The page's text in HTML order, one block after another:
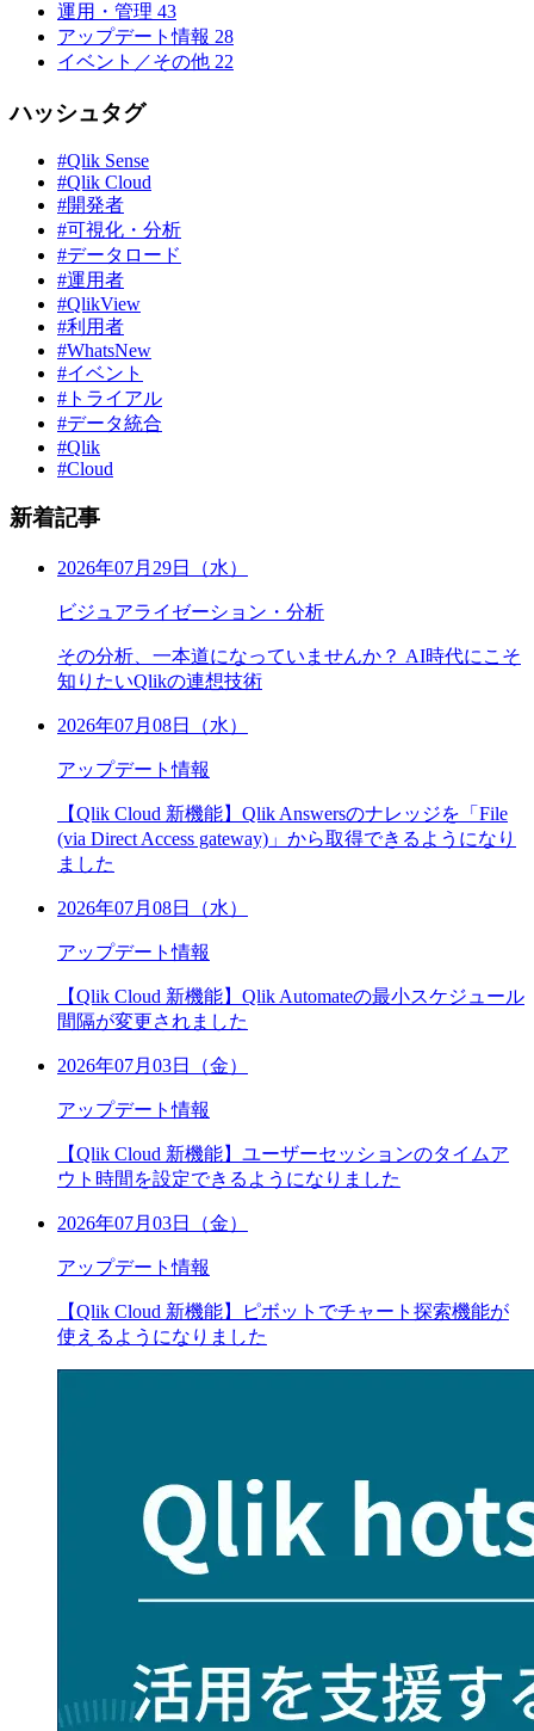
運用・管理 43
アップデート情報 28
イベント／その他 22
ハッシュタグ
#Qlik Sense
#Qlik Cloud
#開発者
#可視化・分析
#データロード
#運用者
#QlikView
#利用者
#WhatsNew
#イベント
#トライアル
#データ統合
#Qlik
#Cloud
新着記事
2026年07月29日（水）
ビジュアライゼーション・分析
その分析、一本道になっていませんか？ AI時代にこそ
知りたいQlikの連想技術
2026年07月08日（水）
アップデート情報
【Qlik Cloud 新機能】Qlik Answersのナレッジを「File
(via Direct Access gateway)」から取得できるようになり
ました
2026年07月08日（水）
アップデート情報
【Qlik Cloud 新機能】Qlik Automateの最小スケジュール
間隔が変更されました
2026年07月03日（金）
アップデート情報
【Qlik Cloud 新機能】ユーザーセッションのタイムア
ウト時間を設定できるようになりました
2026年07月03日（金）
アップデート情報
【Qlik Cloud 新機能】ピボットでチャート探索機能が
使えるようになりました